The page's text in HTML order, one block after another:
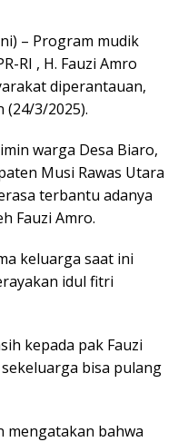
– Program mudik
RI , H. Fauzi Amro
diperantauan,
(24/3/2025).
warga Desa Biaro,
Musi Rawas Utara
terbantu adanya
Fauzi Amro.
keluarga saat ini
idul fitri
kepada pak Fauzi
bisa pulang
mengatakan bahwa